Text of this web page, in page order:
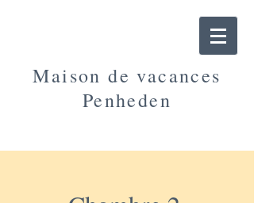
Maison de vacances
Penheden